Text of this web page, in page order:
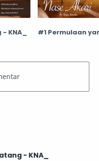
KNA_ #1 Permulaan
- KNA_